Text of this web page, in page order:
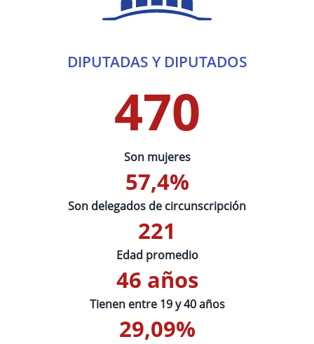
DIPUTADAS Y DIPUTADOS
470
Son mujeres
57,4%
Son delegados de circunscripción
221
Edad promedio
46 años
Tienen entre 19 y 40 años
29,09%